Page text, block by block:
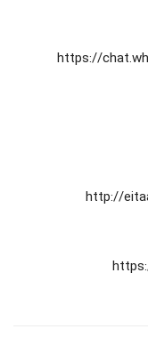
https://
http://